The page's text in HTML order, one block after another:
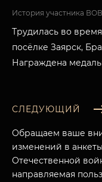
История участника ВОВ
Трудилась во
посёлке Заярск,
Награждена
СЛЕДУЮЩИЙ
Обращаем ваше
изменений в
Отечественной
направляемая